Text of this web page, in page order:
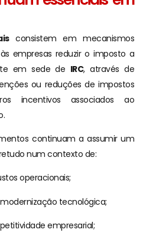
consistem em mecanismos
empresas reduzir o imposto a
em sede de IRC, através de
ou reduções de impostos
incentivos associados ao
continuam a assumir um
num contexto de:
operacionais;
tecnológica;
empresarial;